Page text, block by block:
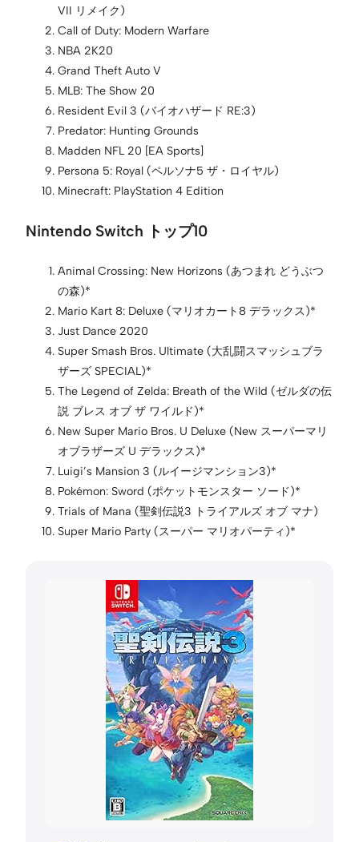
VII リメイク)
Call of Duty: Modern Warfare
NBA 2K20
Grand Theft Auto V
MLB: The Show 20
Resident Evil 3 (バイオハザード RE:3)
Predator: Hunting Grounds
Madden NFL 20 [EA Sports]
Persona 5: Royal (ペルソナ5 ザ・ロイヤル)
Minecraft: PlayStation 4 Edition
Nintendo Switch トップ10
Animal Crossing: New Horizons (あつまれ どうぶつ
の森)*
Mario Kart 8: Deluxe (マリオカート8 デラックス)*
Just Dance 2020
Super Smash Bros. Ultimate (大乱闘スマッシュブラ
ザーズ SPECIAL)*
The Legend of Zelda: Breath of the Wild (ゼルダの伝
説 ブレス オブ ザ ワイルド)*
New Super Mario Bros. U Deluxe (New スーパーマリ
オブラザーズ U デラックス)*
Luigi’s Mansion 3 (ルイージマンション3)*
Pokémon: Sword (ポケットモンスター ソード)*
Trials of Mana (聖剣伝説3 トライアルズ オブ マナ)
Super Mario Party (スーパー マリオパーティ)*